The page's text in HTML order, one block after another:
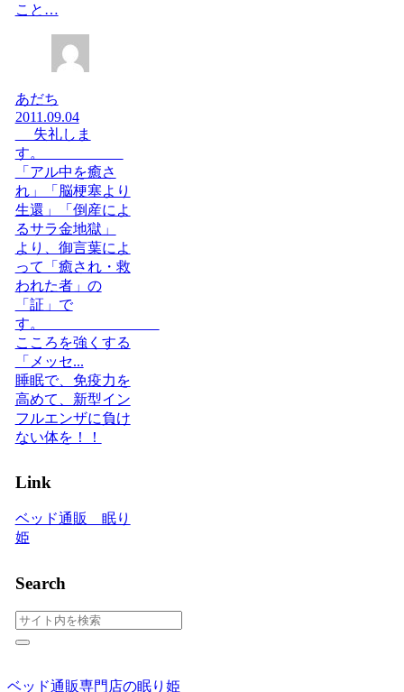
こと…
あだち
2011.09.04
失礼しま
す。
「アル中を癒さ
れ」「脳梗塞より
生還」「倒産によ
るサラ金地獄」
より、御言葉によ
って「癒され・救
われた者」の
「証」で
す。
こころを強くする
「メッセ...
睡眠で、免疫力を
高めて、新型イン
フルエンザに負け
ない体を！！
Link
ベッド通販 眠り
姫
Search
ベッド通販専門店の眠り姫